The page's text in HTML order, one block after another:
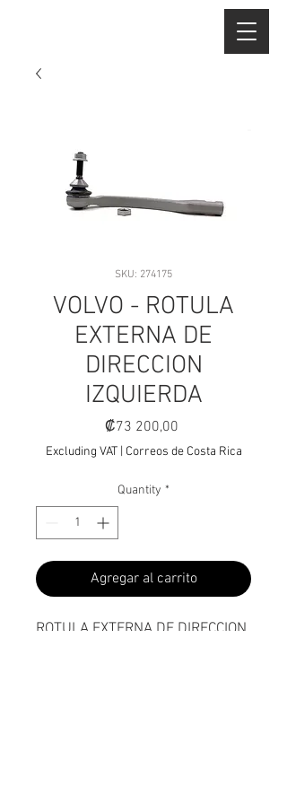
SKU: 274175
VOLVO - ROTULA
EXTERNA DE
DIRECCION
IZQUIERDA
₡73 200,00Price
Excluding VAT| Correos de Costa Rica
Quantity *
Agregar al carrito
ROTULA EXTERNA DE DIRECCION